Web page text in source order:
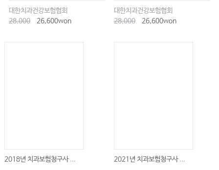
대한치과건강보험협회
28,000
26,600won
대한치과건강보험협회
28,000
26,600won
2018년 치과보험청구사 ... 2021년 치과보험청구사 ...